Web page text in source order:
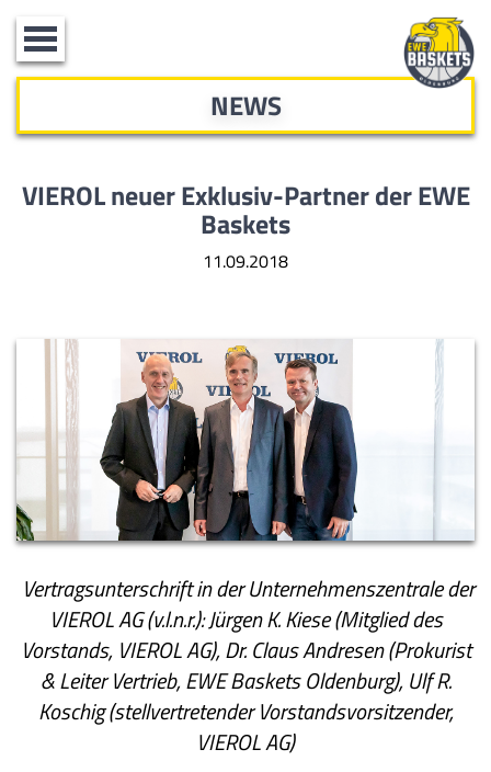
Toggle
navigation
NEWS
VIEROL neuer Exklusiv-Partner der EWE
Baskets
11.09.2018
Vertragsunterschrift in der Unternehmenszentrale der
VIEROL AG(v.l.n.r.): Jürgen K. Kiese (Mitglied des
Vorstands, VIEROL AG), Dr. Claus Andresen (Prokurist
& Leiter Vertrieb, EWE Baskets Oldenburg), Ulf R.
Koschig (stellvertretender Vorstandsvorsitzender,
VIEROL AG)